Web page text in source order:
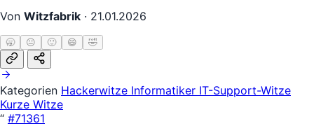
Von Witzfabrik · 21.01.2026
🥱 😐 🙂 😄 🤣
Kategorien Hackerwitze Informatiker IT-Support-Witze
Kurze Witze
“ #71361